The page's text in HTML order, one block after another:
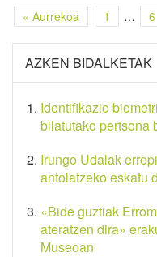
« Aurrekoa 1 … 6
AZKEN BIDALKETAK
Identifikazio
bilatutako pertsona
Irungo Udalak
antolatzeko eskatu
«Bide guztiak
ateratzen dira»
Museoan